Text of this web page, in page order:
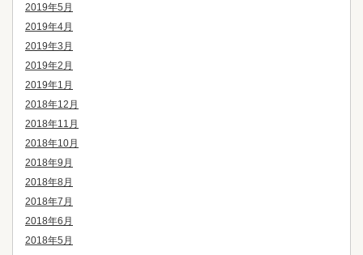
2019年5月
2019年4月
2019年3月
2019年2月
2019年1月
2018年12月
2018年11月
2018年10月
2018年9月
2018年8月
2018年7月
2018年6月
2018年5月